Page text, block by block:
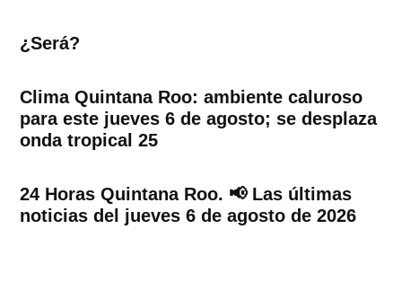
¿Será?
Clima Quintana Roo: ambiente caluroso
para este jueves 6 de agosto; se desplaza
onda tropical 25
24 Horas Quintana Roo. 📢 Las últimas
noticias del jueves 6 de agosto de 2026